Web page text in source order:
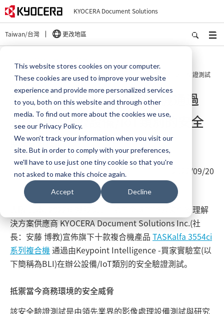
This website stores cookies on your computer.
These cookies are used to improve your website
experience and provide more personalized services
to you, both on this website and through other
media. To find out more about the cookies we use,
see our Privacy Policy.
We won't track your information when you visit our
site. But in order to comply with your preferences,
we'll have to use just one tiny cookie so that you're
not asked to make this choice again.
Accept Decline
KYOCERA Document Solutions
Taiwan/台灣 更改地區
TASKalfa 3554ci系列複合機通過2022 BLI辦公設備/IoT類別的安全驗證測試
TASKalfa 3554ci系列複合機通過
2022 BLI辦公設備/IoT類別的安全
驗證測試
2022/09/20
– 領先全球的辦公文件管理解
決方案供應商 KYOCERA Document Solutions Inc.(社
長：安藤 博教)宣佈旗下十款複合機產品 TASKalfa 3554ci
系列複合機通過由Keypoint Intelligence -買家實驗室(以
下簡稱為BLI)在辦公設備/IoT類別的安全驗證測試。
抵禦當今商務環境的安全威脅
該安全驗證測試是由領先業界的影像處理設備測試與研究